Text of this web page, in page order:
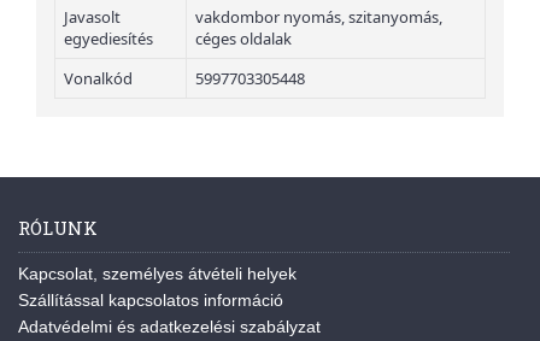
Javasolt
egyediesítés
vakdombor nyomás, szitanyomás,
céges oldalak
Vonalkód
5997703305448
RÓLUNK
Kapcsolat, személyes átvételi helyek
Szállítással kapcsolatos információ
Adatvédelmi és adatkezelési szabályzat